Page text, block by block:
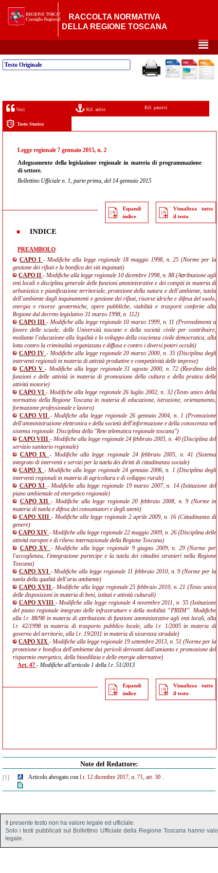
RACCOLTA NORMATIVA
DELLA REGIONE TOSCANA
²
Testo Originale
Voci Rif. attivi Rif. passivi
Testo Storico
Legge regionale 7 gennaio 2015, n. 2
Adeguamento della legislazione regionale in materia di programmazione
di settore.
Bollettino Ufficiale n. 1, parte prima, del 14 gennaio 2015
Espandi
indice
Visualizza tutto
il testo
INDICE
PREAMBOLO
CAPO I - Modifiche alla legge regionale 18 maggio 1998, n. 25 (Norme per la
gestione dei rifiuti e la bonifica dei siti inquinati)
CAPO II - Modifiche alla legge regionale 10 dicembre 1998, n. 88 (Attribuzione agli
enti locali e disciplina generale delle funzioni amministrative e dei compiti in materia di
urbanistica e pianificazione territoriale, protezione della natura e dell’ambiente, tutela
dell’ambiente dagli inquinamenti e gestione dei rifiuti, risorse idriche e difesa del suolo,
energia e risorse geotermiche, opere pubbliche, viabilità e trasporti conferite alla
Regione dal decreto legislativo 31 marzo 1998, n. 112)
CAPO III- Modifiche alla legge regionale 10 marzo 1999, n. 11 (Provvedimenti a
favore delle scuole, delle Università toscane e della società civile per contribuire,
mediante l’educazione alla legalità e lo sviluppo della coscienza civile democratica, alla
lotta contro la criminalità organizzata e diffusa e contro i diversi poteri occulti)
CAPO IV - Modifiche alla legge regionale 20 marzo 2000, n. 35 (Disciplina degli
interventi regionali in materia di attività produttive e competitività delle imprese)
CAPO V- Modifiche alla legge regionale 31 agosto 2000, n. 72 (Riordino delle
funzioni e delle attività in materia di promozione della cultura e della pratica delle
attività motorie)
CAPO VI- Modifiche alla legge regionale 26 luglio 2002, n. 32 (Testo unico della
normativa della Regione Toscana in materia di educazione, istruzione, orientamento,
formazione professionale e lavoro)
CAPO VII - Modifiche alla legge regionale 26 gennaio 2004, n. 1 (Promozione
dell'amministrazione elettronica e della società dell'informazione e della conoscenza nel
sistema regionale. Disciplina della "Rete telematica regionale toscana")
CAPO VIII - Modifiche alla legge regionale 24 febbraio 2005, n. 40 (Disciplina del
servizio sanitario regionale)
CAPO IX - Modifiche alla legge regionale 24 febbraio 2005, n. 41 (Sistema
integrato di interventi e servizi per la tutela dei diritti di cittadinanza sociale)
CAPO X - Modifiche alla legge regionale 24 gennaio 2006, n. 1 (Disciplina degli
interventi regionali in materia di agricoltura e di sviluppo rurale)
CAPO XI - Modifiche alla legge regionale 19 marzo 2007, n. 14 (Istituzione del
piano ambientale ed energetico regionale)
CAPO XII - Modifiche alla legge regionale 20 febbraio 2008, n. 9 (Norme in
materia di tutela e difesa dei consumatori e degli utenti)
CAPO XIII - Modifiche alla legge regionale 2 aprile 2009, n. 16 (Cittadinanza di
genere)
CAPO XIV - Modifiche alla legge regionale 22 maggio 2009, n. 26 (Disciplina delle
attività europee e di rilievo internazionale della Regione Toscana)
CAPO XV - Modifiche alla legge regionale 9 giugno 2009, n. 29 (Norme per
l'accoglienza, l'integrazione partecipe e la tutela dei cittadini stranieri nella Regione
Toscana)
CAPO XVI - Modifiche alla legge regionale 11 febbraio 2010, n. 9 (Norme per la
tutela della qualità dell’aria ambiente)
CAPO XVII- Modifiche alla legge regionale 25 febbraio 2010, n. 21 (Testo unico
delle disposizioni in materia di beni, istituti e attività culturali)
CAPO XVIII - Modifiche alla legge regionale 4 novembre 2011, n. 55 (Istituzione
del piano regionale integrato delle infrastrutture e della mobilità “PRIIM”. Modifiche
alla l.r. 88/98 in materia di attribuzioni di funzioni amministrative agli enti locali, alla
l.r. 42/1998 in materia di trasporto pubblico locale, alla l.r. 1/2005 in materia di
governo del territorio, alla l.r. 19/2011 in materia di sicurezza stradale)
CAPO XIX - Modifiche alla legge regionale 19 settembre 2013, n. 51 (Norme per la
protezione e bonifica dell'ambiente dai pericoli derivanti dall'amianto e promozione del
risparmio energetico, della bioedilizia e delle energie alternative)
Art. 47 - Modifiche all'articolo 1 della l.r. 51/2013
Espandi
indice
Visualizza tutto
il testo
Note del Redattore:
[1] Articolo abrogato con l.r. 12 dicembre 2017, n. 71, art. 30.
Il presente testo non ha valore legale ed ufficiale.
Solo i testi pubblicati sul Bollettino Ufficiale della Regione Toscana hanno
legale.